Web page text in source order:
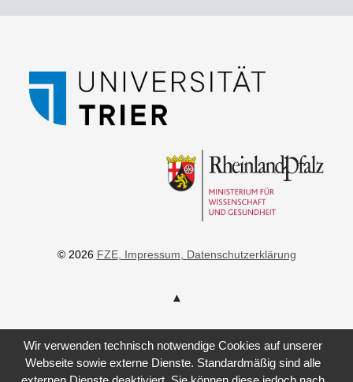
© 2026 FZE, Impressum, Datenschutzerklärung
Wir verwenden technisch notwendige Cookies auf unserer
Webseite sowie externe Dienste. Standardmäßig sind alle